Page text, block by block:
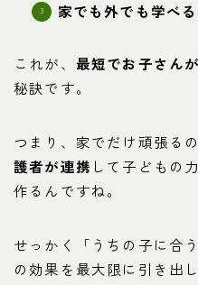
家でも外でも学べ
これが、 最短でお子さん
秘訣です。
つまり、家でだけ頑張る
護者が連携 して子どもの
作るんですね。
せっかく「うちの子に合
の効果を最大限に引き出